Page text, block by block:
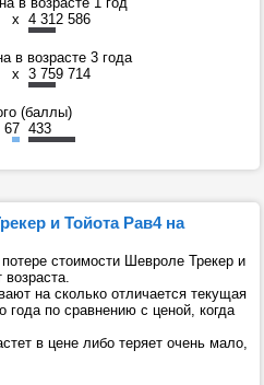
x 4 312 586
в возрасте 3 года
x 3 759 714
(баллы)
67 433
и Тойота Рав4 на
стоимости Шевроле Трекер и
на сколько отличается текущая
по сравнению с ценой, когда
в цене либо теряет очень мало,